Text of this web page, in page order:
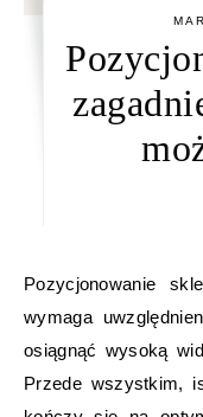
Pozycjonowanie
wymaga
osiągnąć wysoką
Przede wszystkim,